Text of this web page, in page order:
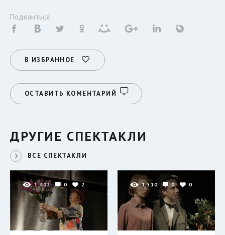
Поделиться:
В ИЗБРАННОЕ
ОСТАВИТЬ КОМЕНТАРИЙ
ДРУГИЕ СПЕКТАКЛИ
ВСЕ СПЕКТАКЛИ
1 402 0 2 1 510 0 0